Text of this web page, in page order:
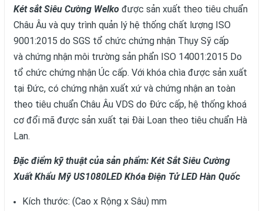
Két sắt Siêu Cường Welko được sản xuất theo tiêu chuẩn
Châu Âu và quy trình quản lý hệ thống chất lượng ISO
9001:2015 do SGS tổ chức chứng nhận Thụy Sỹ cấp
và chứng nhận môi trường sản phẩn ISO 14001:2015 Do
tổ chức chứng nhận Úc cấp. Với khóa chìa được sản xuất
tại Đức, có chứng nhận xuất xứ và chứng nhận an toàn
theo tiêu chuẩn Châu Âu VDS do Đức cấp, hệ thống khoá
cơ đổi mã được sản xuất tại Đài Loan theo tiêu chuẩn Hà
Lan.
Đặc điểm kỹ thuật của sản phẩm: Két Sắt Siêu Cường
Xuất Khẩu Mỹ US1080LED Khóa Điện Tử LED Hàn Quốc
Kích thước: (Cao x Rộng x Sâu) mm